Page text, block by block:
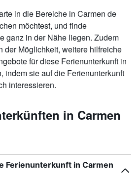
in die Bereiche in Carmen de
möchtest, und finde
ganz in der Nähe liegen. Zudem
der Möglichkeit, weitere hilfreiche
für diese Ferienunterkunft in
indem sie auf die Ferienunterkunft
interessieren.
in Carmen
Ferienunterkunft in Carmen